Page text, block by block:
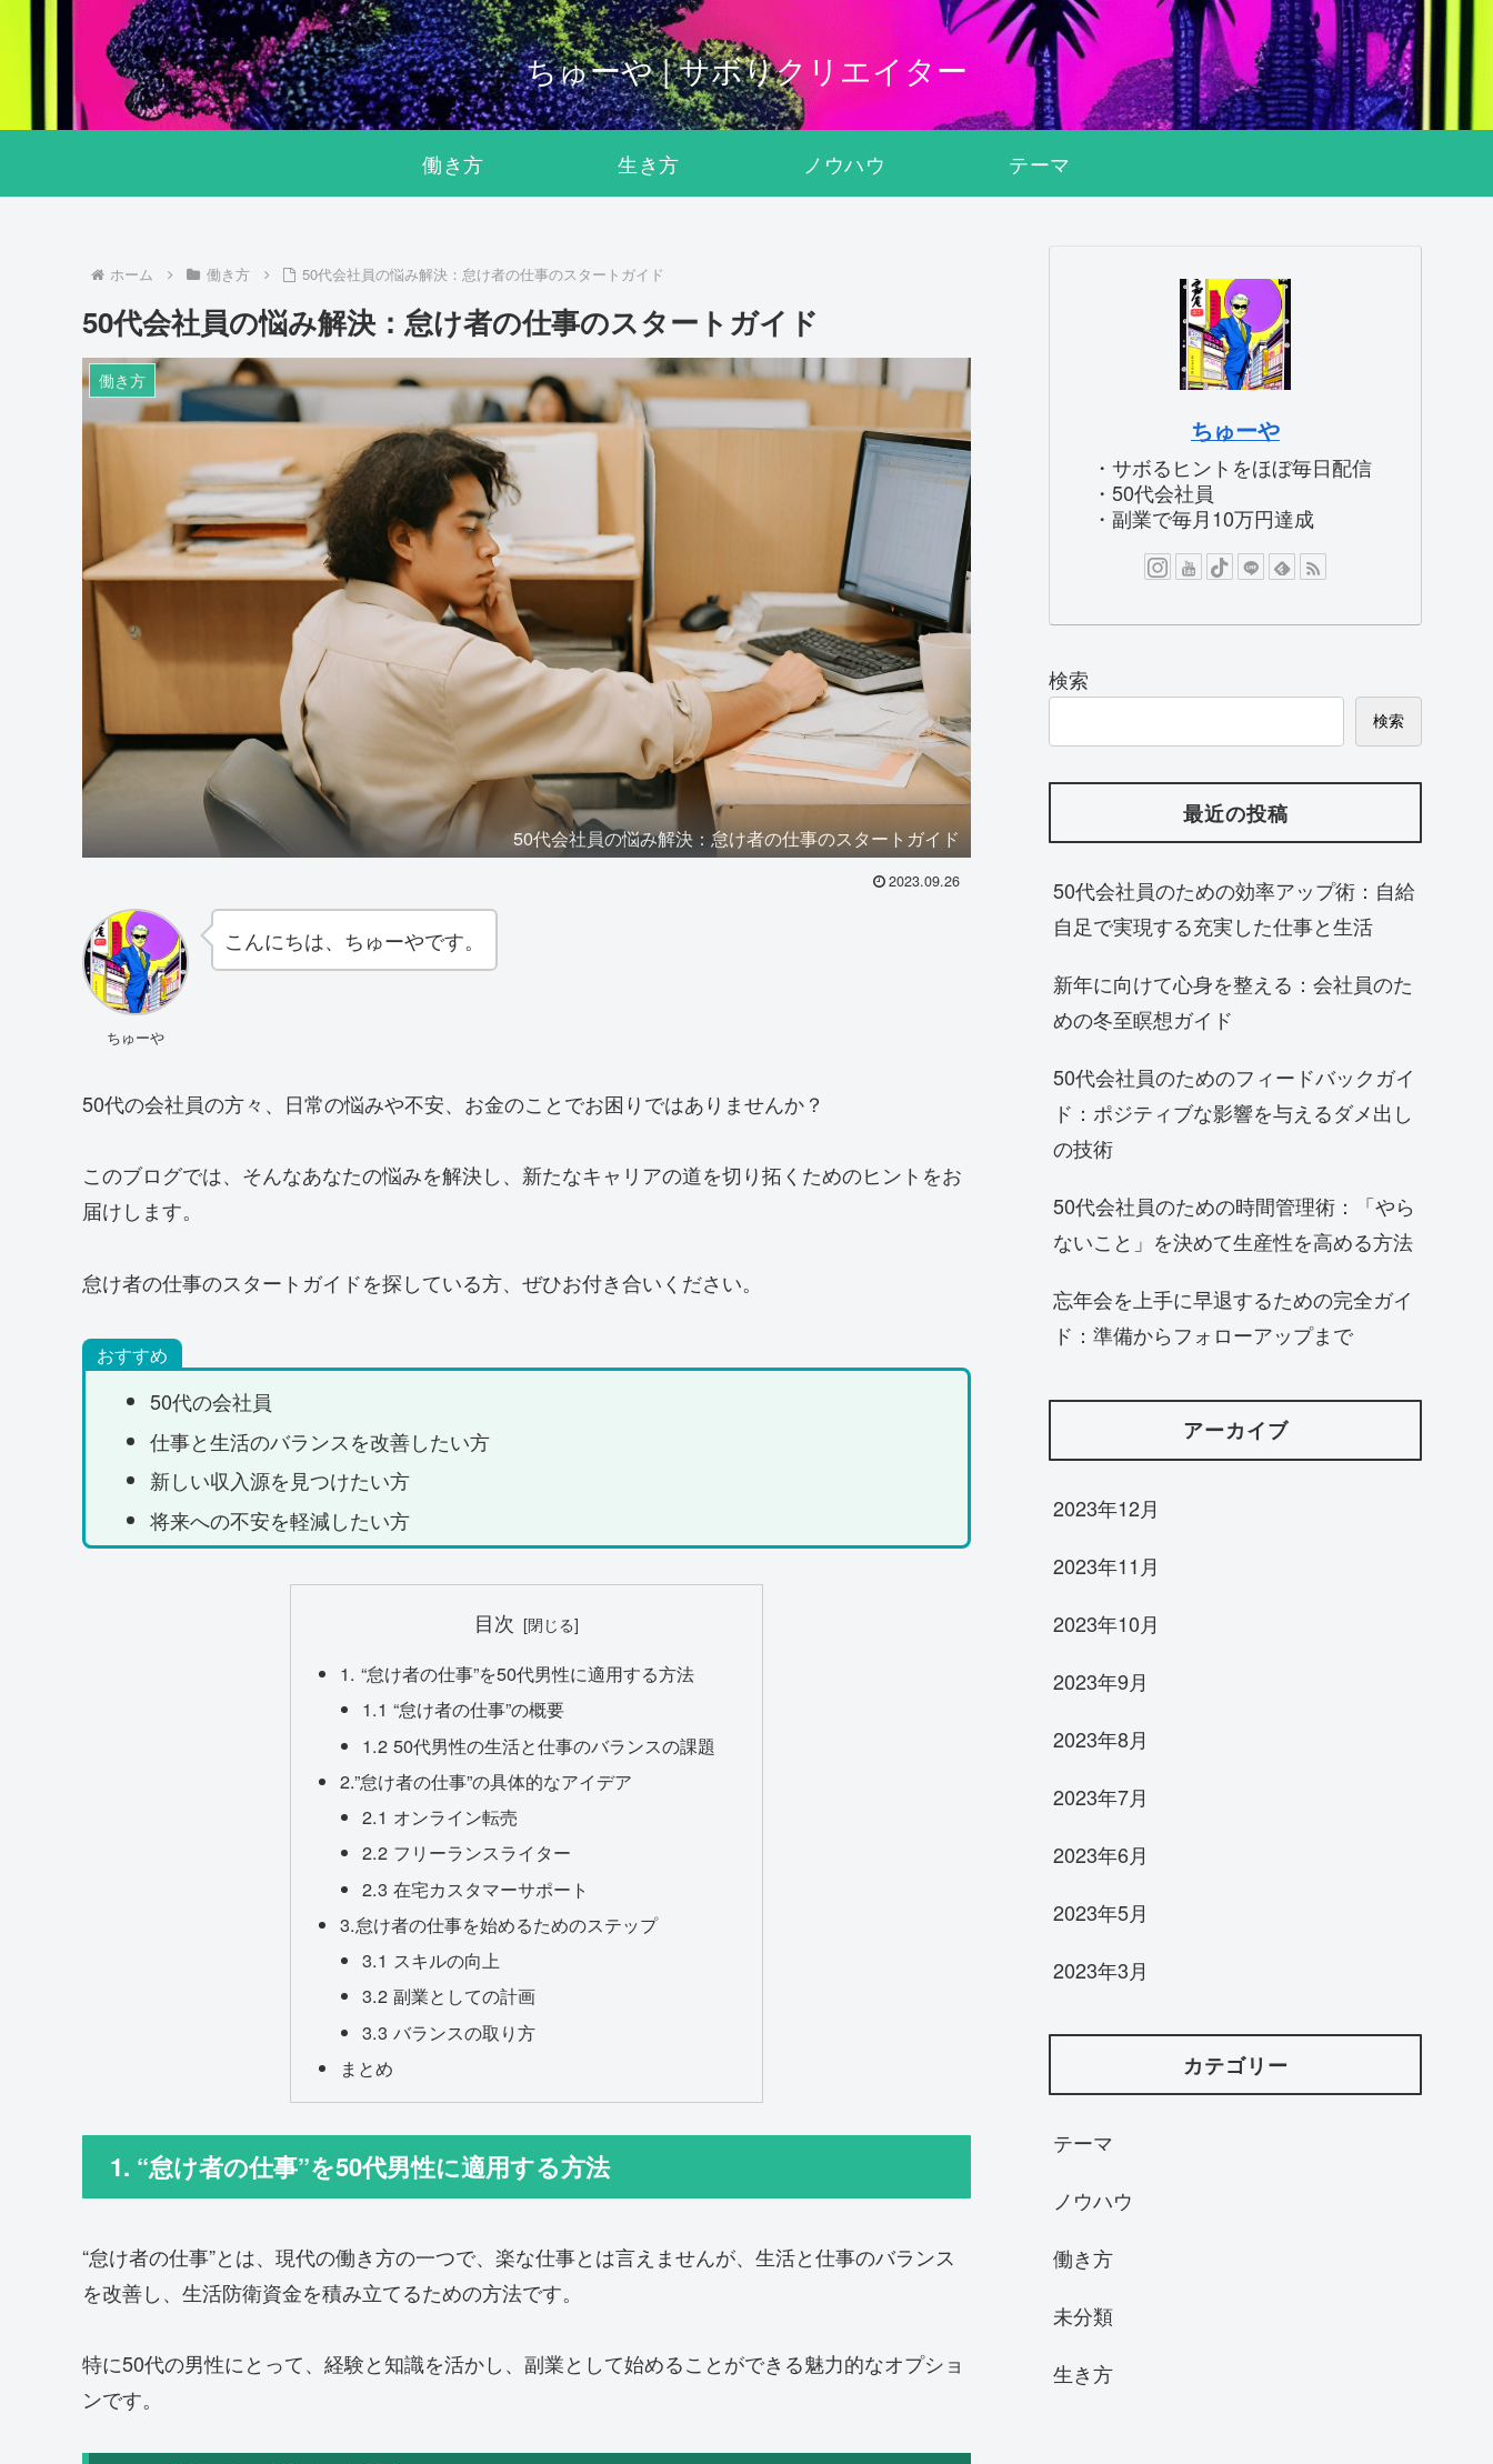
ちゅーや | サボりクリエイター
働き方 生き方 ノウハウ テーマ
ホーム 働き方 50代会社員の悩み解決：怠け者の仕事のスタートガイド
50代会社員の悩み解決：怠け者の仕事のスタートガイド
働き方
50代会社員の悩み解決：怠け者の仕事のスタートガイド
2023.09.26
ちゅーや
こんにちは、ちゅーやです。
50代の会社員の方々、日常の悩みや不安、お金のことでお困りではありませんか？
このブログでは、そんなあなたの悩みを解決し、新たなキャリアの道を切り拓くためのヒントをお
届けします。
怠け者の仕事のスタートガイドを探している方、ぜひお付き合いください。
おすすめ
50代の会社員
仕事と生活のバランスを改善したい方
新しい収入源を見つけたい方
将来への不安を軽減したい方
目次
1. “怠け者の仕事”を50代男性に適用する方法
1.1 “怠け者の仕事”の概要
1.2 50代男性の生活と仕事のバランスの課題
2.”怠け者の仕事”の具体的なアイデア
2.1 オンライン転売
2.2 フリーランスライター
2.3 在宅カスタマーサポート
3.怠け者の仕事を始めるためのステップ
3.1 スキルの向上
3.2 副業としての計画
3.3 バランスの取り方
まとめ
1. “怠け者の仕事”を50代男性に適用する方法
“怠け者の仕事”とは、現代の働き方の一つで、楽な仕事とは言えませんが、生活と仕事のバランス
を改善し、生活防衛資金を積み立てるための方法です。
特に50代の男性にとって、経験と知識を活かし、副業として始めることができる魅力的なオプショ
ンです。
ちゅーや
・サボるヒントをほぼ毎日配信
・50代会社員
・副業で毎月10万円達成
検索
検索
最近の投稿
50代会社員のための効率アップ術：自給
自足で実現する充実した仕事と生活
新年に向けて心身を整える：会社員のた
めの冬至瞑想ガイド
50代会社員のためのフィードバックガイ
ド：ポジティブな影響を与えるダメ出し
の技術
50代会社員のための時間管理術：「やら
ないこと」を決めて生産性を高める方法
忘年会を上手に早退するための完全ガイ
ド：準備からフォローアップまで
アーカイブ
2023年12月
2023年11月
2023年10月
2023年9月
2023年8月
2023年7月
2023年6月
2023年5月
2023年3月
カテゴリー
テーマ
ノウハウ
働き方
未分類
生き方